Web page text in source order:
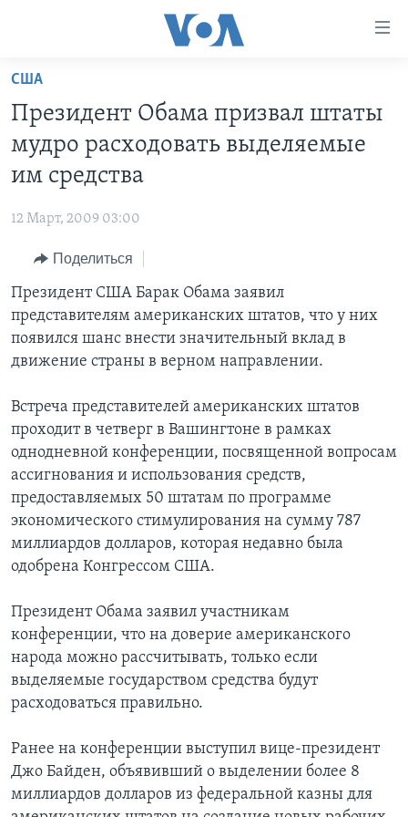
Перейти
основной
контент
Перейти
основной
навигации
Перейти
поиск
ПРОГРАММЫ
ИТОГИ
ПОЧЕМУ ЭТО ВАЖНО?
ДИСКУССИЯ VOA
ДЕТАЛИ
НЬЮ-ЙОРК NEW YORK
ПРОЕКТЫ
НАША АМЕРИКАНСКАЯ ИСТОРИЯ
А КАК В АМЕРИКЕ?
АРТЕФАКТЫ
АМЕРИКАНСКИЕ ГОРОДКИ
ТЕСТЫ
ИНТЕРВЬЮ
ФАКТЫ ПРОТИВ ФЕЙКОВ
ЗА СВОБОДУ ПРЕССЫ
УЧИМ АНГЛИЙСКИЙ
ВИДЕО
Learning English
Языки
США
Президент Обама призвал штаты
мудро расходовать выделяемые
им средства
12 Март, 2009 03:00
Поделиться
Президент США Барак Обама заявил
представителям американских штатов, что у них
появился шанс внести значительный вклад в
движение страны в верном направлении.
Встреча представителей американских штатов
проходит в четверг в Вашингтоне в рамках
однодневной конференции, посвященной вопросам
ассигнования и использования средств,
предоставляемых 50 штатам по программе
экономического стимулирования на сумму 787
миллиардов долларов, которая недавно была
одобрена Конгрессом США.
Президент Обама заявил участникам
конференции, что на доверие американского
народа можно рассчитывать, только если
выделяемые государством средства будут
расходоваться правильно.
Ранее на конференции выступил вице-президент
Джо Байден, объявивший о выделении более 8
миллиардов долларов из федеральной казны для